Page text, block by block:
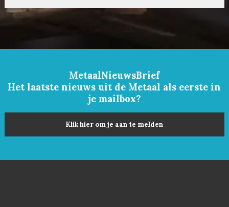
MetaalNieuwsBrief
Het laatste nieuws uit de Metaal als eerste in
je mailbox?
Klik hier om je aan te melden